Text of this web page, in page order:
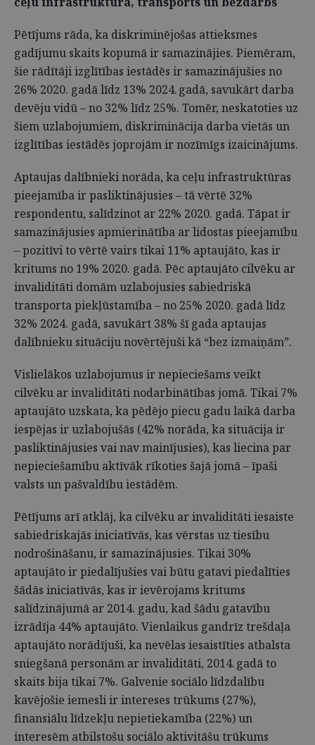
Pētījums rāda, ka diskriminējošas attieksmes
gadījumu skaits kopumā ir samazinājies. Piemēram,
šie rādītāji izglītības iestādēs ir samazinājušies no
26% 2020. gadā līdz 13% 2024. gadā, savukārt darba
devēju vidū – no 32% līdz 25%. Tomēr, neskatoties uz
šiem uzlabojumiem, diskriminācija darba vietās un
izglītības iestādēs joprojām ir nozīmīgs izaicinājums.
Aptaujas dalībnieki norāda, ka ceļu infrastruktūras
pieejamība ir pasliktinājusies – tā vērtē 32%
respondentu, salīdzinot ar 22% 2020. gadā. Tāpat ir
samazinājusies apmierinātība ar lidostas pieejamību
– pozitīvi to vērtē vairs tikai 11% aptaujāto, kas ir
kritums no 19% 2020. gadā. Pēc aptaujāto cilvēku ar
invaliditāti domām uzlabojusies sabiedriskā
transporta piekļūstamība – no 25% 2020. gadā līdz
32% 2024. gadā, savukārt 38% šī gada aptaujas
dalībnieku situāciju novērtējuši kā “bez izmaiņām”.
Vislielākos uzlabojumus ir nepieciešams veikt
cilvēku ar invaliditāti nodarbinātības jomā. Tikai 7%
aptaujāto uzskata, ka pēdējo piecu gadu laikā darba
iespējas ir uzlabojušās (42% norāda, ka situācija ir
pasliktinājusies vai nav mainījusies), kas liecina par
nepieciešamību aktīvāk rīkoties šajā jomā – īpaši
valsts un pašvaldību iestādēm.
Pētījums arī atklāj, ka cilvēku ar invaliditāti iesaiste
sabiedriskajās iniciatīvās, kas vērstas uz tiesību
nodrošināšanu, ir samazinājusies. Tikai 30%
aptaujāto ir piedalījušies vai būtu gatavi piedalīties
šādās iniciatīvās, kas ir ievērojams kritums
salīdzinājumā ar 2014. gadu, kad šādu gatavību
izrādīja 44% aptaujāto. Vienlaikus gandrīz trešdaļa
aptaujāto norādījuši, ka nevēlas iesaistīties atbalsta
sniegšanā personām ar invaliditāti, 2014. gadā to
skaits bija tikai 7%. Galvenie sociālo līdzdalību
kavējošie iemesli ir intereses trūkums (27%),
finansiālu līdzekļu nepietiekamība (22%) un
interesēm atbilstošu sociālo aktivitāšu trūkums